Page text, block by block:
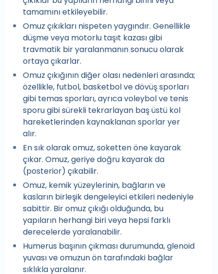
tamamını etkileyebilir.
Omuz çıkıkları nispeten yaygındır. Genellikle
düşme veya motorlu taşıt kazası gibi
travmatik bir yaralanmanın sonucu olarak
ortaya çıkarlar.
Omuz çıkığının diğer olası nedenleri arasında;
özellikle, futbol, basketbol ve dövüş sporları
gibi temas sporları, ayrıca voleybol ve tenis
sporu gibi sürekli tekrarlayan baş üstü kol
hareketlerinden kaynaklanan sporlar yer
alır.
En sık olarak omuz, soketten öne kayarak
çıkar. Omuz, geriye doğru kayarak da
(posterior) çıkabilir.
Omuz, kemik yüzeylerinin, bağların ve
kasların birleşik dengeleyici etkileri nedeniyle
sabittir. Bir omuz çıkığı olduğunda, bu
yapıların herhangi biri veya hepsi farklı
derecelerde yaralanabilir.
Humerus başının çıkması durumunda, glenoid
yuvası ve omuzun ön tarafındaki bağlar
sıklıkla yaralanır.